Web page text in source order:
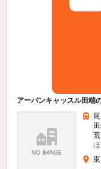
アーバンキャッスル田端
ほ